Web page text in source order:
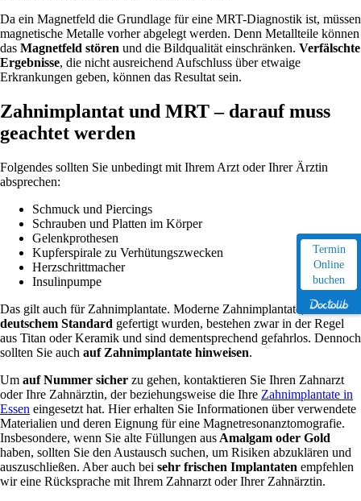
Da ein Magnetfeld die Grundlage für eine MRT-Diagnostik ist, müssen
magnetische Metalle vorher abgelegt werden. Denn Metallteile können
das Magnetfeld stören und die Bildqualität einschränken. Verfälschte
Ergebnisse, die nicht ausreichend Aufschluss über etwaige
Erkrankungen geben, können das Resultat sein.
Zahnimplantat und MRT – darauf muss
geachtet werden
Folgendes sollten Sie unbedingt mit Ihrem Arzt oder Ihrer Ärztin
absprechen:
Schmuck und Piercings
Schrauben und Platten im Körper
Gelenkprothesen
Kupferspirale zu Verhütungszwecken
Herzschrittmacher
Insulinpumpe
Das gilt auch für Zahnimplantate. Moderne Zahnimplantate, dienach
deutschem Standard gefertigt wurden, bestehen zwar in der Regel
aus Titan oder Keramik und sind dementsprechend gefahrlos. Dennoch
sollten Sie auch auf Zahnimplantate hinweisen.
Um auf Nummer sicher zu gehen, kontaktieren Sie Ihren Zahnarzt
oder Ihre Zahnärztin, der beziehungsweise die Ihre Zahnimplantate in
Essen eingesetzt hat. Hier erhalten Sie Informationen über verwendete
Materialien und deren Eignung für eine Magnetresonanztomografie.
Insbesondere, wenn Sie alte Füllungen aus Amalgam oder Gold
haben, sollten Sie den Austausch suchen, um Risiken abzuklären und
auszuschließen. Aber auch bei sehr frischen Implantaten empfehlen
wir eine Rücksprache mit Ihrem Zahnarzt oder Ihrer Zahnärztin.
Termin
Online
buchen